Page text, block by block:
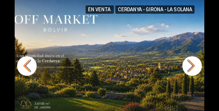
EN VENTA CERDANYA - GIRONA - LA SOLANA